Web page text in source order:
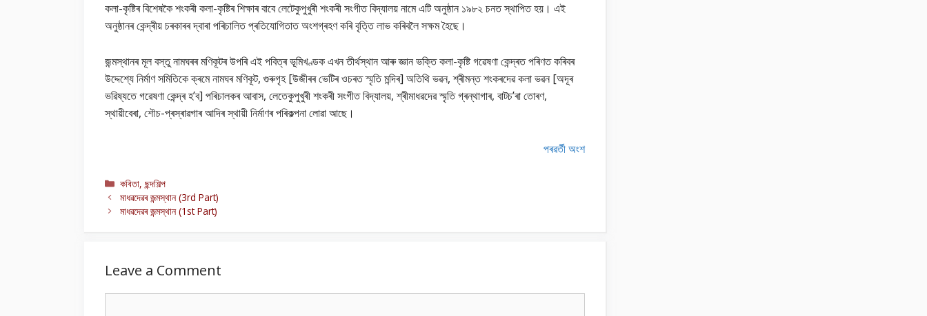
কলা-কৃষ্টিৰ বিশেষকৈ শংকৰী কলা-কৃষ্টিৰ শিক্ষাৰ বাবে লেটেকুপুখুৰী শংকৰী সংগীত বিদ্যালয় নামে এটি অনুষ্ঠান ১৯৮২ চনত স্থাপিত হয়। এই
অনুষ্ঠানৰ কেন্দ্ৰীয় চৰকাৰৰ দ্বাৰা পৰিচালিত প্ৰতিযোগিতাত অংশগ্ৰহণ কৰি বৃত্তি লাভ কৰিবলৈ সক্ষম হৈছে।
জন্মস্থানৰ মূল বস্তু নামঘৰৰ মণিকূটৰ উপৰি এই পবিত্ৰ ভূমিখণ্ডক এখন তীৰ্থস্থান আৰু জ্ঞান ভক্তি কলা-কৃষ্টি গৱেষণা কেন্দ্ৰত পৰিণত কৰিবৰ
উদ্দেশ্যে নিৰ্মাণ সমিতিকে ক্ৰমে নামঘৰ মণিকূট, গুৰুগৃহ [উজীৰৰ ভেটিৰ ওচৰত স্মৃতি মন্দিৰ] অতিথি ভৱন, শ্ৰীমন্ত শংকৰদেৱ কলা ভৱন [অদূৰ
ভৱিষ্যতে গৱেষণা কেন্দ্ৰ হ’ব] পৰিচালকৰ আবাস, লেতেকুপুখুৰী শংকৰী সংগীত বিদ্যালয়, শ্ৰীমাধৱদেৱ স্মৃতি গ্ৰন্থাগাৰ, বাটচ’ৰা তোৰণ,
স্থায়ীবেৰা, শৌচ-প্ৰস্ৰাৱগাৰ আদিৰ স্থায়ী নিৰ্মাণৰ পৰিকল্পনা লোৱা আছে।
পৰৱৰ্তী অংশ
Categories
কবিতা, ছন্দশিল্প
মাধৱদেৱৰ জন্মস্থান (3rd Part)
মাধৱদেৱৰ জন্মস্থান (1st Part)
Leave a Comment